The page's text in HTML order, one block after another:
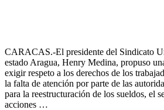
CARACAS.-El presidente del Sindicato
estado Aragua, Henry Medina, propuso
exigir respeto a los derechos de los
la falta de atención por parte de las
para la reestructuración de los sueldos, el
acciones …